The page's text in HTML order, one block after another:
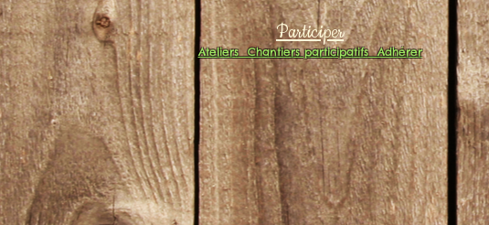
Participer
AteliersChantiers participatifsAdhérer